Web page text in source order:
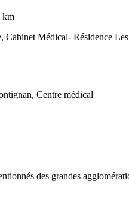
km
, Cabinet Médical- Résidence
, Centre médical
des grandes